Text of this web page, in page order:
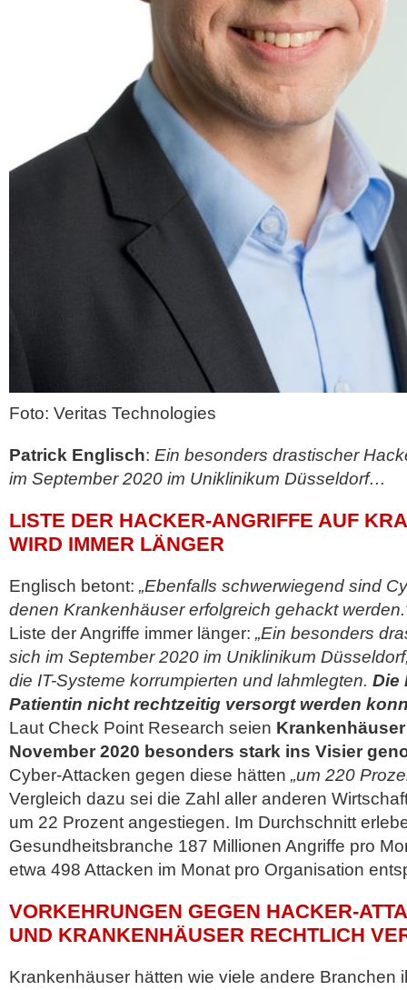
Foto: Veritas Technologies
Patrick Englisch: Ein besonders drastischer
im September 2020 im Uniklinikum Düsseldorf…
LISTE DER HACKER-ANGRIFFE AUF
WIRD IMMER LÄNGER
Englisch betont: „Ebenfalls schwerwiegend sind
denen Krankenhäuser erfolgreich gehackt
Liste der Angriffe immer länger: „Ein besonders
sich im September 2020 im Uniklinikum
die IT-Systeme korrumpierten und lahmlegten. Die
Patientin nicht rechtzeitig versorgt werden
Laut Check Point Research seien
November 2020 besonders stark ins Visier
Cyber-Attacken gegen diese hätten „um 220
Vergleich dazu sei die Zahl aller anderen
um 22 Prozent angestiegen. Im Durchschnitt
Gesundheitsbranche 187 Millionen Angriffe pro
etwa 498 Attacken im Monat pro Organisation
VORKEHRUNGEN GEGEN HACKER-
UND KRANKENHÄUSER RECHTLICH
Krankenhäuser hätten wie viele andere Branchen